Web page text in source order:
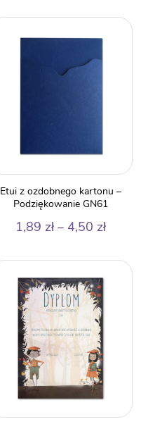
Etui z ozdobnego kartonu –
Podziękowanie GN61
1,89 zł – 4,50 zł
od
1,89